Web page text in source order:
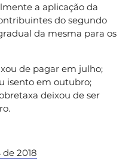
a aplicação da
do segundo
da mesma para os
de pagar em julho;
isento em outubro;
deixou de ser
2018